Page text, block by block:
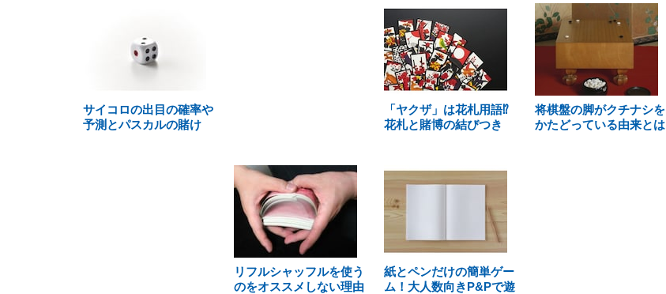
サイコロの出目の確率や
予測とパスカルの賭け
「ヤクザ」は花札用語⁉
花札と賭博の結びつき
将棋盤の脚がクチナシを
かたどっている由来とは
リフルシャッフルを使う
のをオススメしない理由
紙とペンだけの簡単ゲー
ム！大人数向きP&Pで遊